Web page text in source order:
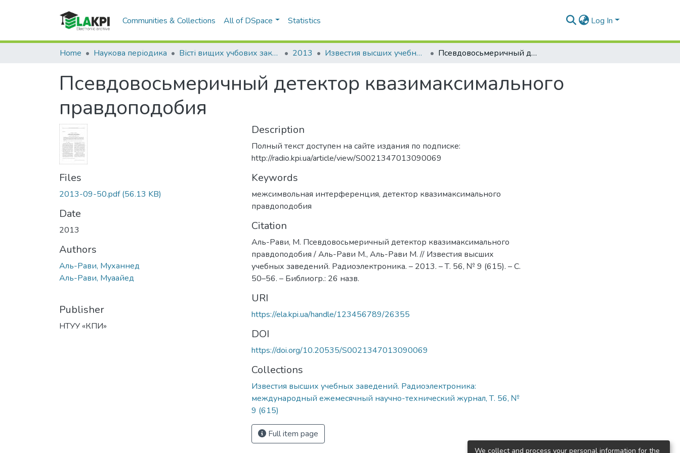
Communities & Collections All of DSpace Statistics Log In
Home Наукова періодика Вісті вищих учбових закладів. Радіоелектроніка 2013 Известия высших учебных заведений. Радиоэлектроника: международный ежемесячный научно-технический журнал, Т. 56, № 9 (615) Псевдовосьмеричный детектор квазимаксимального правдоподобия
Псевдовосьмеричный детектор квазимаксимального
правдоподобия
Files
2013-09-50.pdf(56.13 KB)
Date
2013
Authors
Аль-Рави, Муханнед
Аль-Рави, Муаайед
Publisher
НТУУ «КПИ»
Description
Полный текст доступен на сайте издания по подписке:
http://radio.kpi.ua/article/view/S0021347013090069
Keywords
межсимвольная интерференция, детектор квазимаксимального
правдоподобия
Citation
Аль-Рави, М. Псевдовосьмеричный детектор квазимаксимального
правдоподобия / Аль-Рави М., Аль-Рави М. // Известия высших
учебных заведений. Радиоэлектроника. – 2013. – Т. 56, № 9 (615). – C.
50–56. – Библиогр.: 26 назв.
URI
https://ela.kpi.ua/handle/123456789/26355
DOI
https://doi.org/10.20535/S0021347013090069
Collections
Известия высших учебных заведений. Радиоэлектроника:
международный ежемесячный научно-технический журнал, Т. 56, №
9 (615)
Full item page
We collect and process your personal information for the